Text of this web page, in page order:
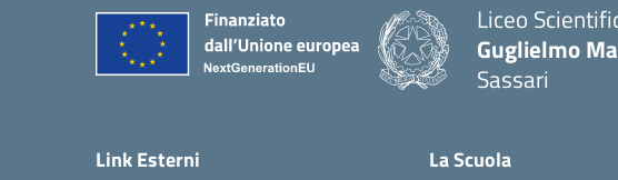
Liceo
Guglielmo
Sassari
Link Esterni La Scuola